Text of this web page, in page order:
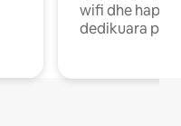
wifi dhe
dedikuara